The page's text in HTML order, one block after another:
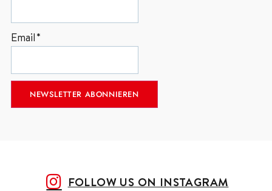
Email*
FOLLOW US ON INSTAGRAM